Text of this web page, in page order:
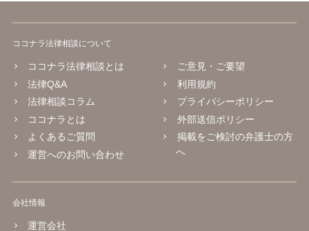
ココナラ法律相談について
ココナラ法律相談とは
法律Q&A
法律相談コラム
ココナラとは
よくあるご質問
運営へのお問い合わせ
ご意見・ご要望
利用規約
プライバシーポリシー
外部送信ポリシー
掲載をご検討の弁護士の方
へ
会社情報
運営会社